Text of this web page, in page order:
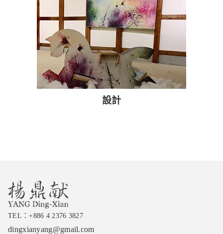
設計
TEL：+886 4 2376 3827
dingxianyang@gmail.com